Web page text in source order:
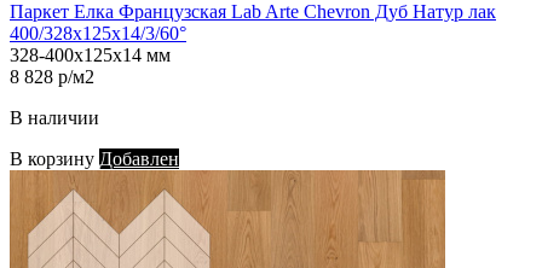
Паркет Елка Французская Lab Arte Chevron Дуб Натур лак
400/328х125х14/3/60°
328-400х125х14 мм
8 828 р/м2
В наличии
В корзину Добавлен